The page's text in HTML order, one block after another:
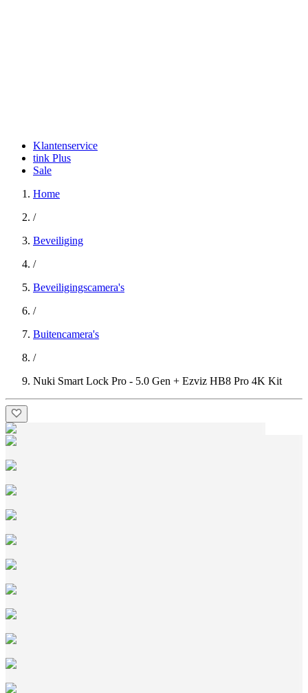
Klantenservice
tink Plus
Sale
Home
/
Beveiliging
/
Beveiligingscamera's
/
Buitencamera's
/
Nuki Smart Lock Pro - 5.0 Gen + Ezviz HB8 Pro 4K Kit